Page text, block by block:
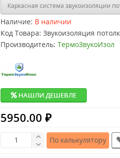
Каркасная система звукоизоляции
Наличие: В наличии
Код Товара: Звукоизоляция
Производитель: ТермоЗвукоИзол
НАШЛИ ДЕШЕВЛЕ
5950.00 ₽
По калькулятору